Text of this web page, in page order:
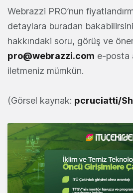
Webrazzi PRO’nun
detaylara buradan
hakkındaki soru, görüş ve
pro@webrazzi.com e-posta
iletmeniz mümkün.
(Görsel kaynak: pcruciatti/